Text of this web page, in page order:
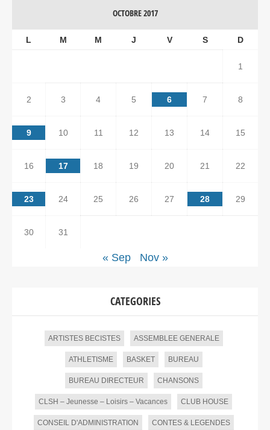
OCTOBRE 2017
L M M J V S D
1
2 3 4 5 6 7 8
9 10 11 12 13 14 15
16 17 18 19 20 21 22
23 24 25 26 27 28 29
30 31
« Sep Nov »
CATEGORIES
ARTISTES BECISTES ASSEMBLEE GENERALE
ATHLETISME BASKET BUREAU
BUREAU DIRECTEUR CHANSONS
CLSH – Jeunesse – Loisirs – Vacances CLUB HOUSE
CONSEIL D'ADMINISTRATION CONTES & LEGENDES